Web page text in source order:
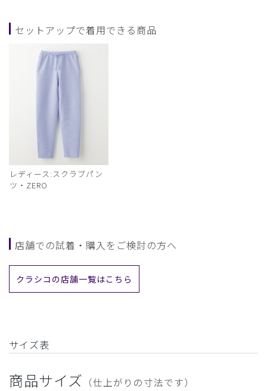
セットアップで着用できる商品
レディース:スクラブパン
ツ・ZERO
店舗での試着・購入をご検討の方へ
クラシコの店舗一覧はこちら
サイズ表
商品サイズ （仕上がりの寸法です）